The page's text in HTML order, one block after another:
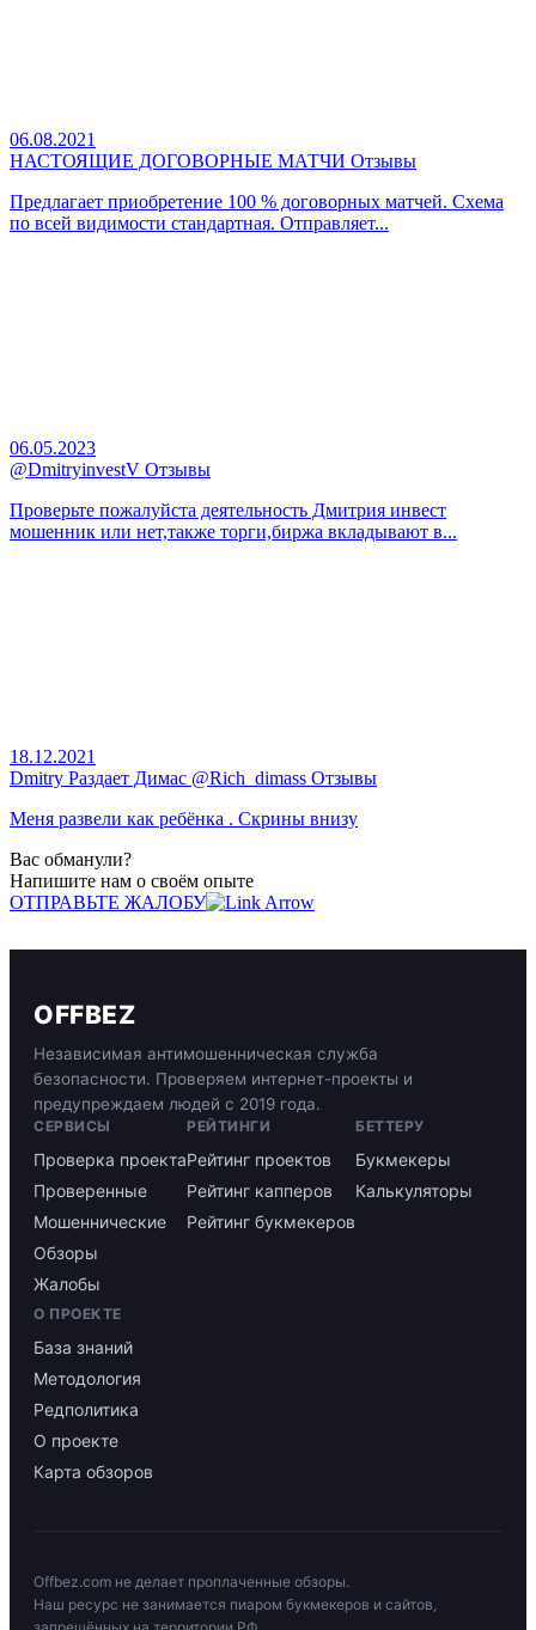
06.08.2021
НАСТОЯЩИЕ ДОГОВОРНЫЕ МАТЧИ Отзывы
Предлагает приобретение 100 % договорных матчей. Схема
по всей видимости стандартная. Отправляет...
06.05.2023
@DmitryinvestV Отзывы
Проверьте пожалуйста деятельность Дмитрия инвест
мошенник или нет,также торги,биржа вкладывают в...
18.12.2021
Dmitry Раздает Димас @Rich_dimass Отзывы
Меня развели как ребёнка . Скрины внизу
Вас обманули?
Напишите нам о своём опыте
ОТПРАВЬТЕ ЖАЛОБУ
OFFBEZ
Независимая антимошенническая служба
безопасности. Проверяем интернет-проекты и
предупреждаем людей с 2019 года.
СЕРВИСЫ
Проверка проекта
Проверенные
Мошеннические
Обзоры
Жалобы
РЕЙТИНГИ
Рейтинг проектов
Рейтинг капперов
Рейтинг букмекеров
БЕТТЕРУ
Букмекеры
Калькуляторы
О ПРОЕКТЕ
База знаний
Методология
Редполитика
О проекте
Карта обзоров
Offbez.com не делает проплаченные обзоры.
Наш ресурс не занимается пиаром букмекеров и сайтов,